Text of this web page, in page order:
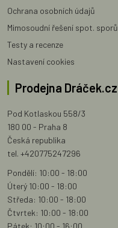
Ochrana osobních údajů
Mimosoudní řešení spot. sporů
Testy a recenze
Nastavení cookies
Prodejna Dráček.cz
Pod Kotlaskou 558/3
180 00 - Praha 8
Česká republika
tel. +420775247296
Pondělí: 10:00 - 18:00
Úterý 10:00 - 18:00
Středa: 10:00 - 18:00
Čtvrtek: 10:00 - 18:00